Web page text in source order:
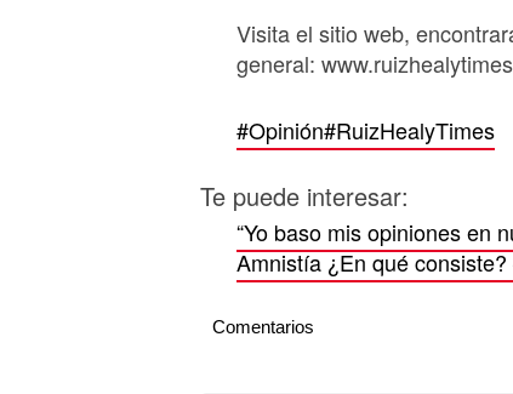
Visita el sitio web,
general:
#Opinión#RuizHealyTimes
Te puede interesar:
“Yo baso mis opiniones en
Amnistía ¿En qué
Comentarios